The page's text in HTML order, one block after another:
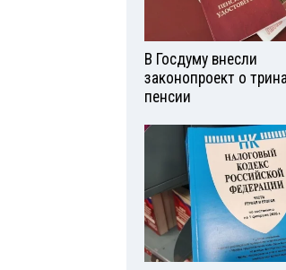
В Госдуму внесли
законопроект о
пенсии